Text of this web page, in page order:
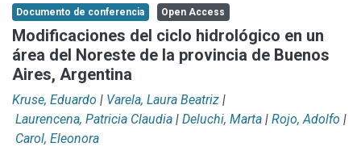
Aportar material
Statistics
Documento de conferencia Open Access
Modificaciones del ciclo hidrológico en un
área del Noreste de la provincia de Buenos
Aires, Argentina
Kruse, Eduardo | Varela, Laura Beatriz |
Laurencena, Patricia Claudia | Deluchi, Marta | Rojo, Adolfo |
Carol, Eleonora